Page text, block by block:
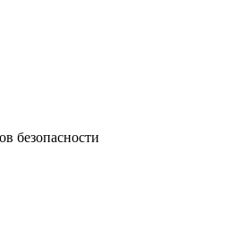
безопасности